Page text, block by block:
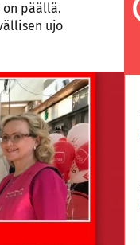
päällä.
ujo